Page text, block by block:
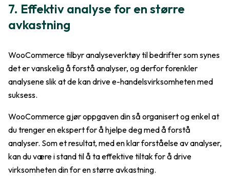
7. Effektiv analyse for en større
avkastning
WooCommerce tilbyr analyseverktøy til bedrifter som synes
det er vanskelig å forstå analyser, og derfor forenkler
analysene slik at de kan drive e-handelsvirksomheten med
suksess.
WooCommerce gjør oppgaven din så organisert og enkel at
du trenger en ekspert for å hjelpe deg med å forstå
analyser. Som et resultat, med en klar forståelse av analyser,
kan du være i stand til å ta effektive tiltak for å drive
virksomheten din for en større avkastning.